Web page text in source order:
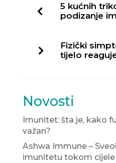
5 kućnih
podizanje
Fizički
tijelo
Novosti
Imunitet: šta je, kako
važan?
Ashwa Immune –
imunitetu tokom